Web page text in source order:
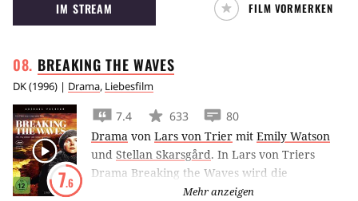
IM STREAM FILM VORMERKEN
BREAKING THE WAVES
DK(1996) | Drama, Liebesfilm
7.6
7.4 633
80
Drama von Lars von Trier mit Emily Watson
und Stellan Skarsgård. In Lars von Triers
Drama Breaking the Waves wird die
tiefreligiöse Emily Watson für ihren geliebten
Mehr anzeigen